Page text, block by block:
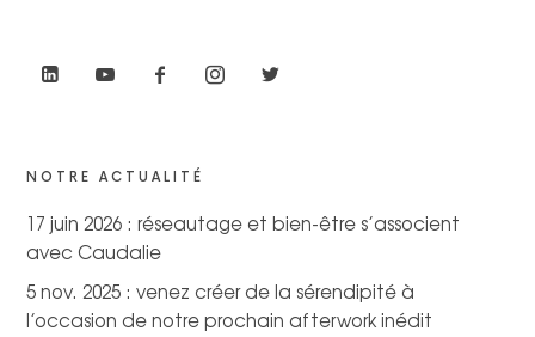
NOTRE ACTUALITÉ
17 juin 2026 : réseautage et bien-être s’associent
avec Caudalie
5 nov. 2025 : venez créer de la sérendipité à
l’occasion de notre prochain afterwork inédit